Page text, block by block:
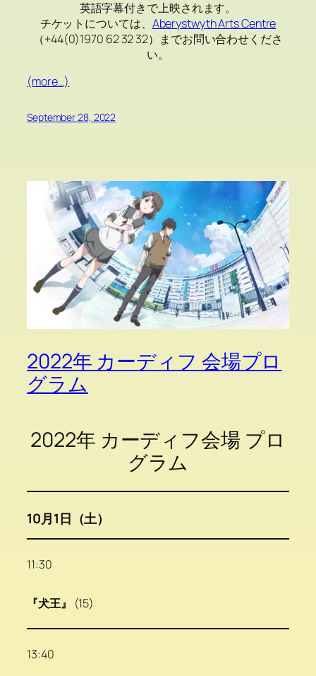
英語字幕付きで上映されます。
チケットについては、 Aberystwyth Arts Centre
（+44(0)1970 62 32 32）までお問い合わせくださ
い。
(more…)
September 28, 2022
2022年 カーディフ 会場プロ
グラム
2022年 カーディフ会場 プロ
グラム
10月1日（土）
11:30
『犬王』 (15)
13:40